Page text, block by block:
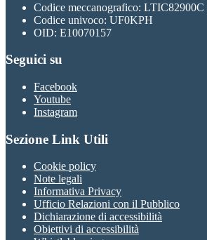
Codice meccanografico: LTIC82900C
Codice univoco: UF0KPH
OID: E10070157
Seguici su
Facebook
Youtube
Instagram
Sezione Link Utili
Cookie policy
Note legali
Informativa Privacy
Ufficio Relazioni con il Pubblico
Dichiarazione di accessibilità
Obiettivi di accessibilità